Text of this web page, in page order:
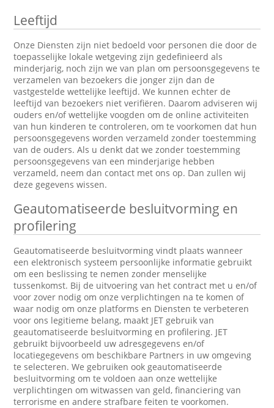
Leeftijd
Onze Diensten zijn niet bedoeld voor personen die door de
toepasselijke lokale wetgeving zijn gedefinieerd als
minderjarig, noch zijn we van plan om persoonsgegevens te
verzamelen van bezoekers die jonger zijn dan de
vastgestelde wettelijke leeftijd. We kunnen echter de
leeftijd van bezoekers niet verifiëren. Daarom adviseren wij
ouders en/of wettelijke voogden om de online activiteiten
van hun kinderen te controleren, om te voorkomen dat hun
persoonsgegevens worden verzameld zonder toestemming
van de ouders. Als u denkt dat we zonder toestemming
persoonsgegevens van een minderjarige hebben
verzameld, neem dan contact met ons op. Dan zullen wij
deze gegevens wissen.
Geautomatiseerde besluitvorming en
profilering
Geautomatiseerde besluitvorming vindt plaats wanneer
een elektronisch systeem persoonlijke informatie gebruikt
om een beslissing te nemen zonder menselijke
tussenkomst. Bij de uitvoering van het contract met u en/of
voor zover nodig om onze verplichtingen na te komen of
waar nodig om onze platforms en Diensten te verbeteren
voor ons legitieme belang, maakt JET gebruik van
geautomatiseerde besluitvorming en profilering. JET
gebruikt bijvoorbeeld uw adresgegevens en/of
locatiegegevens om beschikbare Partners in uw omgeving
te selecteren. We gebruiken ook geautomatiseerde
besluitvorming om te voldoen aan onze wettelijke
verplichtingen om witwassen van geld, financiering van
terrorisme en andere strafbare feiten te voorkomen.